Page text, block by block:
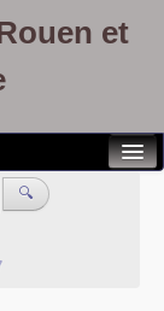
et
🔍